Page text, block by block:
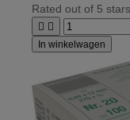
Rated out of 5
 
In winkelwagen